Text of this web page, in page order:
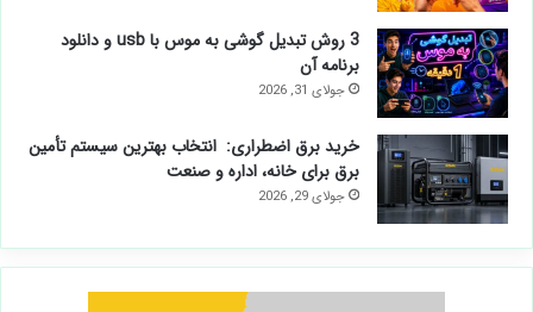
3 روش تبدیل گوشی به موس با usb و دانلود
برنامه آن
جولای 31, 2026
خرید برق اضطراری: انتخاب بهترین سیستم تأمین
برق برای خانه، اداره و صنعت
جولای 29, 2026